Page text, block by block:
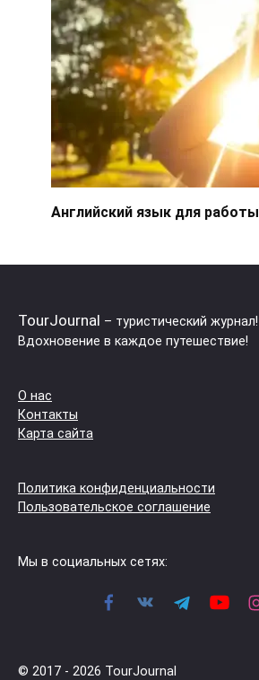
Английский язык для работы
TourJournal – туристический журнал!
Вдохновение в каждое путешествие!
О нас
Контакты
Карта сайта
Политика конфиденциальности
Пользовательское соглашение
Мы в социальных сетях:
© 2017 - 2026 TourJournal